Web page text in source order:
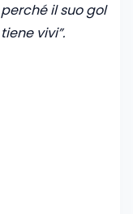
il suo gol
vivi”.